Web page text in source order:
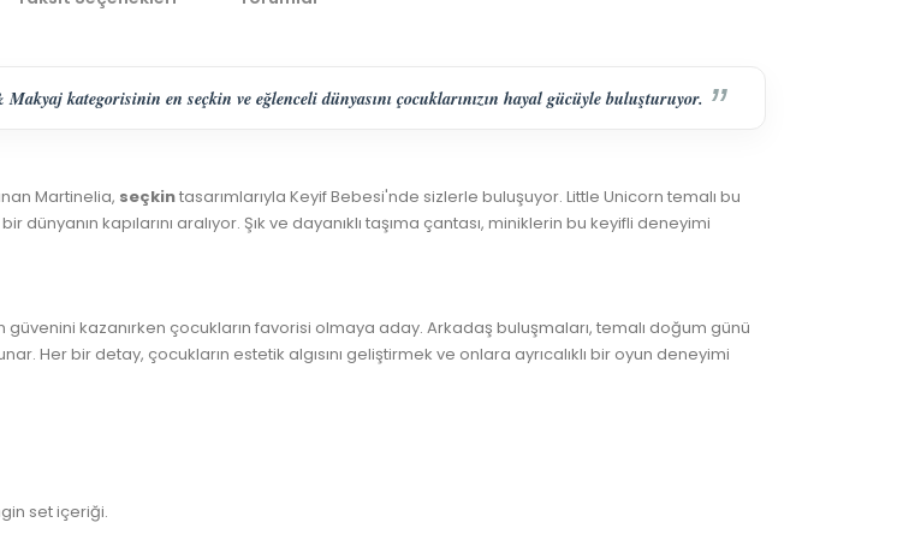
kategorisinin en seçkin ve eğlenceli dünyasını çocuklarınızın hayal gücüyle buluşturuyor.
Martinelia, seçkintasarımlarıyla Keyif Bebesi'nde sizlerle buluşuyor. Little Unicorn temalı bu
kapılarını aralıyor. Şık ve dayanıklı taşıma çantası, miniklerin bu keyifli deneyimi
kazanırken çocukların favorisi olmaya aday. Arkadaş buluşmaları, temalı doğum günü
Her bir detay, çocukların estetik algısını geliştirmek ve onlara ayrıcalıklı bir oyun deneyimi
set içeriği.